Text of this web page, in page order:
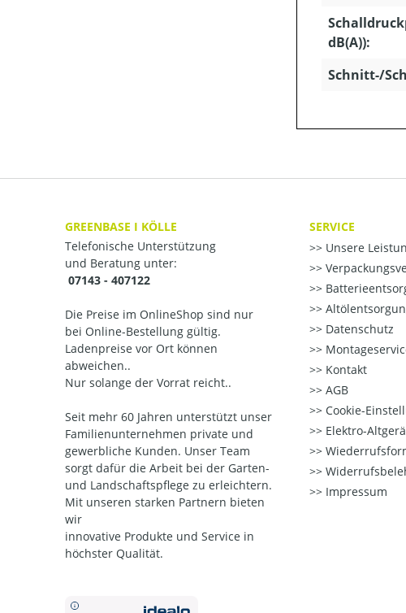
dB(A)):
Schnitt-/
GREENBASE I KÖLLE
Telefonische Unterstützung
und Beratung unter:
07143 - 407122
Die Preise im OnlineShop sind nur
bei Online-Bestellung gültig.
Ladenpreise vor Ort können
abweichen..
Nur solange der Vorrat reicht..
Seit mehr 60 Jahren unterstützt unser
Familienunternehmen private und
gewerbliche Kunden. Unser Team
sorgt dafür die Arbeit bei der Garten-
und Landschaftspflege zu erleichtern.
Mit unseren starken Partnern bieten
wir
innovative Produkte und Service in
höchster Qualität.
SERVICE
Unsere
Datenschutz
Kontakt
AGB
Cookie-
Elektro-
Impressum